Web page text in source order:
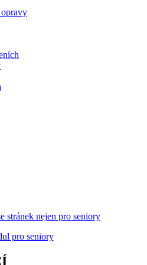
stránek nejen pro seniory